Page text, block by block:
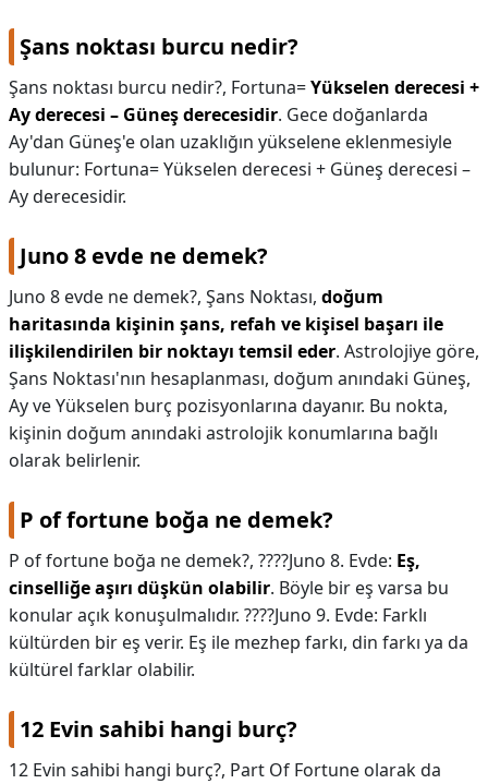
Şans noktası burcu nedir?
Şans noktası burcu nedir?, Fortuna=Yükselen derecesi +
Ay derecesi – Güneş derecesidir. Gece doğanlarda
Ay'dan Güneş'e olan uzaklığın yükselene eklenmesiyle
bulunur: Fortuna= Yükselen derecesi + Güneş derecesi –
Ay derecesidir.
Juno 8 evde ne demek?
Juno 8 evde ne demek?, Şans Noktası, doğum
haritasında kişinin şans, refah ve kişisel başarı ile
ilişkilendirilen bir noktayı temsil eder. Astrolojiye göre,
Şans Noktası'nın hesaplanması, doğum anındaki Güneş,
Ay ve Yükselen burç pozisyonlarına dayanır. Bu nokta,
kişinin doğum anındaki astrolojik konumlarına bağlı
olarak belirlenir.
P of fortune boğa ne demek?
P of fortune boğa ne demek?, ????Juno 8. Evde: Eş,
cinselliğe aşırı düşkün olabilir. Böyle bir eş varsa bu
konular açık konuşulmalıdır. ????Juno 9. Evde: Farklı
kültürden bir eş verir. Eş ile mezhep farkı, din farkı ya da
kültürel farklar olabilir.
12 Evin sahibi hangi burç?
12 Evin sahibi hangi burç?, Part Of Fortune olarak da